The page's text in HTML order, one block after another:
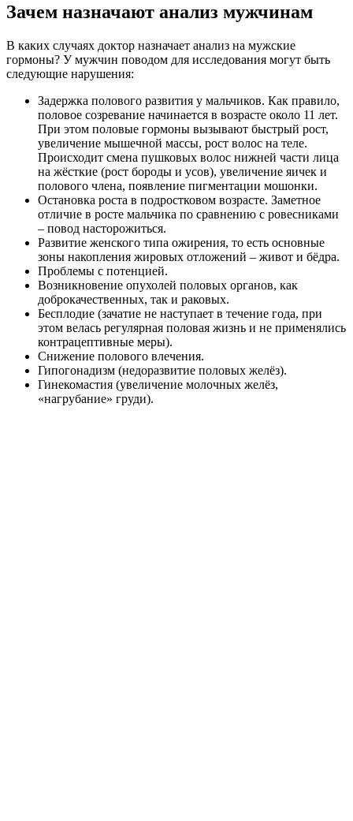
Зачем назначают анализ мужчинам
В каких случаях доктор назначает анализ на мужские
гормоны? У мужчин поводом для исследования могут быть
следующие нарушения:
Задержка полового развития у мальчиков. Как правило,
половое созревание начинается в возрасте около 11 лет.
При этом половые гормоны вызывают быстрый рост,
увеличение мышечной массы, рост волос на теле.
Происходит смена пушковых волос нижней части лица
на жёсткие (рост бороды и усов), увеличение яичек и
полового члена, появление пигментации мошонки.
Остановка роста в подростковом возрасте. Заметное
отличие в росте мальчика по сравнению с ровесниками
– повод насторожиться.
Развитие женского типа ожирения, то есть основные
зоны накопления жировых отложений – живот и бёдра.
Проблемы с потенцией.
Возникновение опухолей половых органов, как
доброкачественных, так и раковых.
Бесплодие (зачатие не наступает в течение года, при
этом велась регулярная половая жизнь и не применялись
контрацептивные меры).
Снижение полового влечения.
Гипогонадизм (недоразвитие половых желёз).
Гинекомастия (увеличение молочных желёз,
«нагрубание» груди).